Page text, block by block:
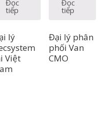
Đọc
tiếp
lý
Việt
Đọc
tiếp
Đại lý phân
phối Van
CMO